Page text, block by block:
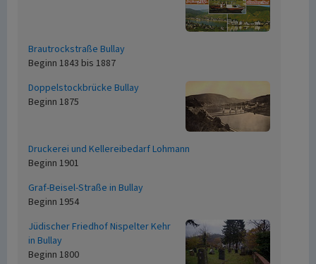
Brautrockstraße Bullay
Beginn 1843 bis 1887
Doppelstockbrücke Bullay
Beginn 1875
Druckerei und Kellereibedarf Lohmann
Beginn 1901
Graf-Beisel-Straße in Bullay
Beginn 1954
Jüdischer Friedhof Nispelter Kehr
in Bullay
Beginn 1800